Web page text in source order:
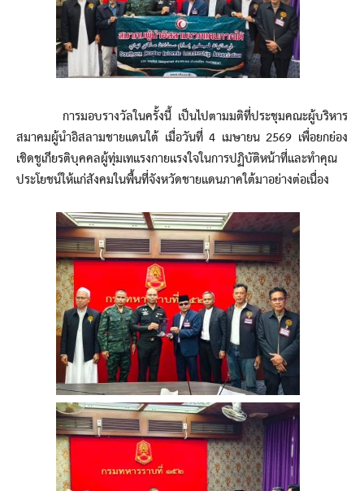
การมอบรางวัลในครั้งนี้ เป็นไปตามมติที่ประชุมคณะผู้บริหาร
สมาคมผู้นำอิสลามชายแดนใต้ เมื่อวันที่ 4 เมษายน 2569 เพื่อยกย่อง
เชิดชูเกียรติบุคคลผู้ทุ่มเทแรงกายแรงใจในการปฏิบัติหน้าที่และทำคุณ
ประโยชน์ให้แก่สังคมในพื้นที่จังหวัดชายแดนภาคใต้มาอย่างต่อเนื่อง